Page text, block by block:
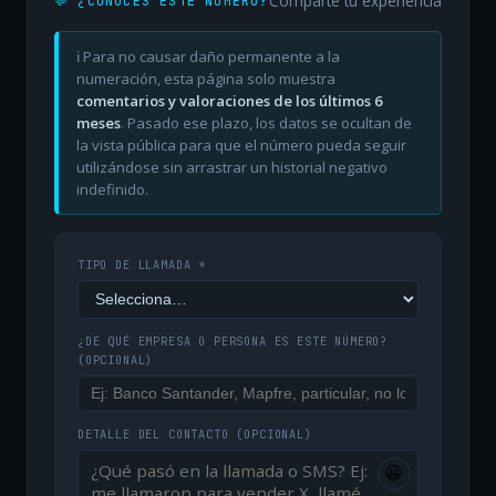
ℹ️ Para no causar daño permanente a la
numeración, esta página solo muestra
comentarios y valoraciones de los últimos 6
meses. Pasado ese plazo, los datos se ocultan de
la vista pública para que el número pueda seguir
utilizándose sin arrastrar un historial negativo
indefinido.
TIPO DE LLAMADA *
¿DE QUÉ EMPRESA O PERSONA ES ESTE NÚMERO?
(OPCIONAL)
DETALLE DEL CONTACTO (OPCIONAL)
😀